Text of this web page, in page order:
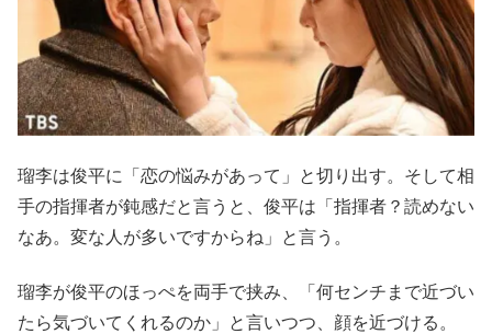
瑠李は俊平に「恋の悩みがあって」と切り出す。そして相
手の指揮者が鈍感だと言うと、俊平は「指揮者？読めない
なあ。変な人が多いですからね」と言う。
瑠李が俊平のほっぺを両手で挟み、「何センチまで近づい
たら気づいてくれるのか」と言いつつ、顔を近づける。